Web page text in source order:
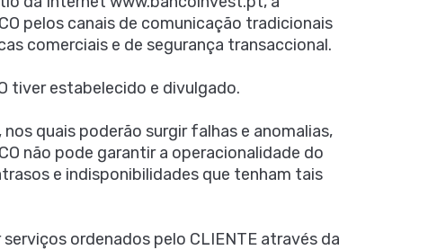
pelos canais de comunicação tradicionais
comerciais e de segurança transaccional.
tiver estabelecido e divulgado.
quais poderão surgir falhas e anomalias,
não pode garantir a operacionalidade do
e indisponibilidades que tenham tais
ordenados pelo CLIENTE através da